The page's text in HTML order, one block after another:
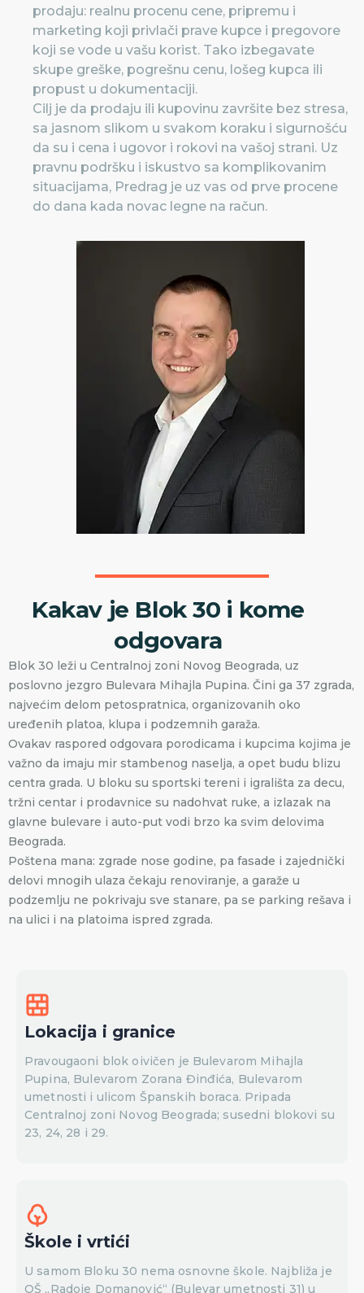
prodaju: realnu procenu cene, pripremu i
marketing koji privlači prave kupce i pregovore
koji se vode u vašu korist. Tako izbegavate
skupe greške, pogrešnu cenu, lošeg kupca ili
propust u dokumentaciji.
Cilj je da prodaju ili kupovinu završite bez stresa,
sa jasnom slikom u svakom koraku i sigurnošću
da su i cena i ugovor i rokovi na vašoj strani. Uz
pravnu podršku i iskustvo sa komplikovanim
situacijama, Predrag je uz vas od prve procene
do dana kada novac legne na račun.
Kakav je Blok 30 i kome
odgovara
Blok 30 leži u Centralnoj zoni Novog Beograda, uz
poslovno jezgro Bulevara Mihajla Pupina. Čini ga 37 zgrada,
najvećim delom petospratnica, organizovanih oko
uređenih platoa, klupa i podzemnih garaža.
Ovakav raspored odgovara porodicama i kupcima kojima je
važno da imaju mir stambenog naselja, a opet budu blizu
centra grada. U bloku su sportski tereni i igrališta za decu,
tržni centar i prodavnice su nadohvat ruke, a izlazak na
glavne bulevare i auto-put vodi brzo ka svim delovima
Beograda.
Poštena mana: zgrade nose godine, pa fasade i zajednički
delovi mnogih ulaza čekaju renoviranje, a garaže u
podzemlju ne pokrivaju sve stanare, pa se parking rešava i
na ulici i na platoima ispred zgrada.
Lokacija i granice
Pravougaoni blok oivičen je Bulevarom Mihajla
Pupina, Bulevarom Zorana Đinđića, Bulevarom
umetnosti i ulicom Španskih boraca. Pripada
Centralnoj zoni Novog Beograda; susedni blokovi su
23, 24, 28 i 29.
Škole i vrtići
U samom Bloku 30 nema osnovne škole. Najbliža je
OŠ „Radoje Domanović“ (Bulevar umetnosti 31) u